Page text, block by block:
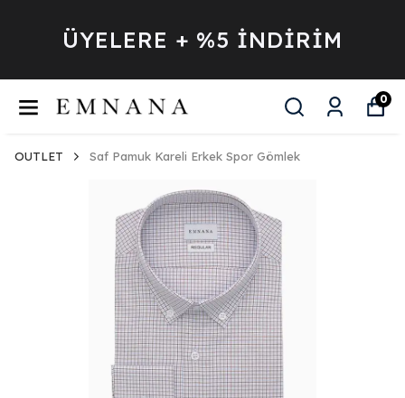
ÜYELERE + %5 İNDİRİM
0
OUTLET Saf Pamuk Kareli Erkek Spor Gömlek